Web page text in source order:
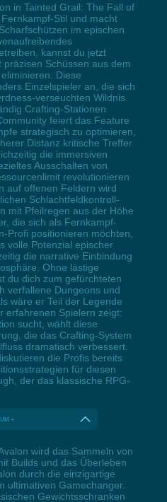
in Tainted Grail: The Fall of
Stil und macht
im epischen
kannst du jetzt
Schüssen aus dem
Diese
Einzelspieler an, die sich
verseuchten Wildnis
Crafting-Stationen
feiert das Feature
strategisch zu optimieren,
Distanz kritische Treffer
die immersiven
Ausschalten von
revolutionieren
auf offenen Feldern wird
Schlachtfeldkontroll-
mit Pfeilregen aus der Höhe
die sich als Fernkampf-
Profi positionieren möchten,
volle Potenzial epischer
die narrative Einbindung
Ohne lästige
du dich zum gefürchteten
verfallene Dungeons und
wäre er Teil der Legende
erfahrenen Spielern zeigt:
sucht, wählt diese
die das Crafting-System
dramatisch verbessert.
die Profis bereits
für diesen
der das klassische RPG-
+
wird das Sammeln von
Builds und das Überleben
durch die einzigartige
ultimativen Gamechanger.
Gewichtsschranken